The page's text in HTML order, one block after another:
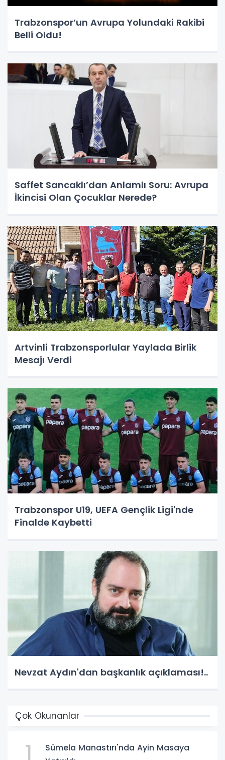
Trabzonspor’un Avrupa Yolundaki Rakibi
Belli Oldu!
Saffet Sancaklı’dan Anlamlı Soru: Avrupa
İkincisi Olan Çocuklar Nerede?
Artvinli Trabzonsporlular Yaylada Birlik
Mesajı Verdi
Trabzonspor U19, UEFA Gençlik Ligi'nde
Finalde Kaybetti
Nevzat Aydın'dan başkanlık açıklaması!..
Çok Okunanlar
Sümela Manastırı'nda Ayin Masaya